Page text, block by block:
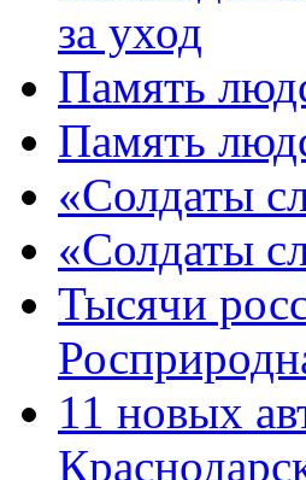
за уход
Память
Память
«Солдаты
«Солдаты
Тысячи
11 новых